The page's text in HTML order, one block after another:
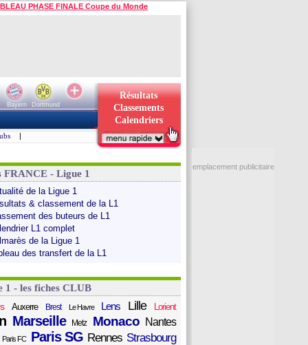
PHASE FINALE Coupe du Monde
Bayern
Dortmund
Résultats
Classements
Calendriers
|
FRANCE - Ligue 1
de la Ligue 1
& classement de la L1
des buteurs de L1
L1 complet
de la Ligue 1
des transfert de la L1
1 - les fiches CLUB
Auxerre Brest Le Havre Lens Lille Lorient
Marseille Metz Monaco Nantes
Paris FC Paris SG Rennes Strasbourg
emplacement publicitaire